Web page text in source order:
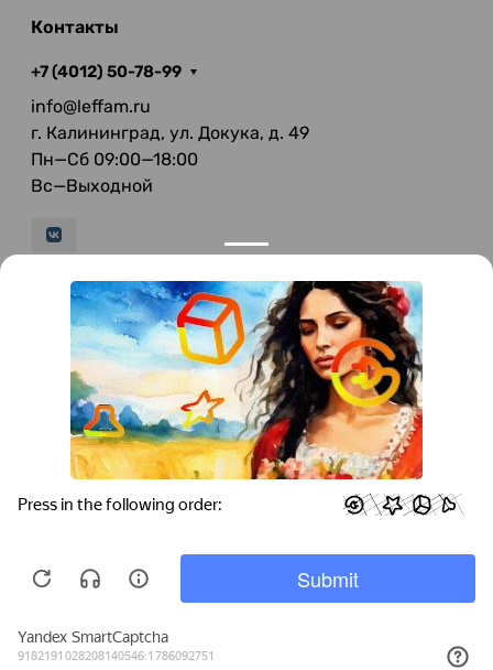
Контакты
+7 (4012) 50-78-99
info@leffam.ru
г. Калининград, ул. Докука, д. 49
Пн—Сб 09:00—18:00
Вс—Выходной
© 2026 LeFFAM — материалы для качественной
мягкой мебели
Получение и обработка персональных данных происходит в
соответствии с Федеральным законом от 27.07.2006 года №152-ФЗ
"О персональных данных", на условиях и для целей, определенных
Политикой конфиденциальности
Все права защищены. Использование информации с сайта без
разрешения запрещено. Информация, указанная на сайте, не
является публичной офертой.
ООО "Мебель-Холл" ИНН: 3904613126 ОГРН: 1103925020517
Мы используем cookies для быстрой и
пользоваться сайтом, вы принимаете
условия обработки персональных данных